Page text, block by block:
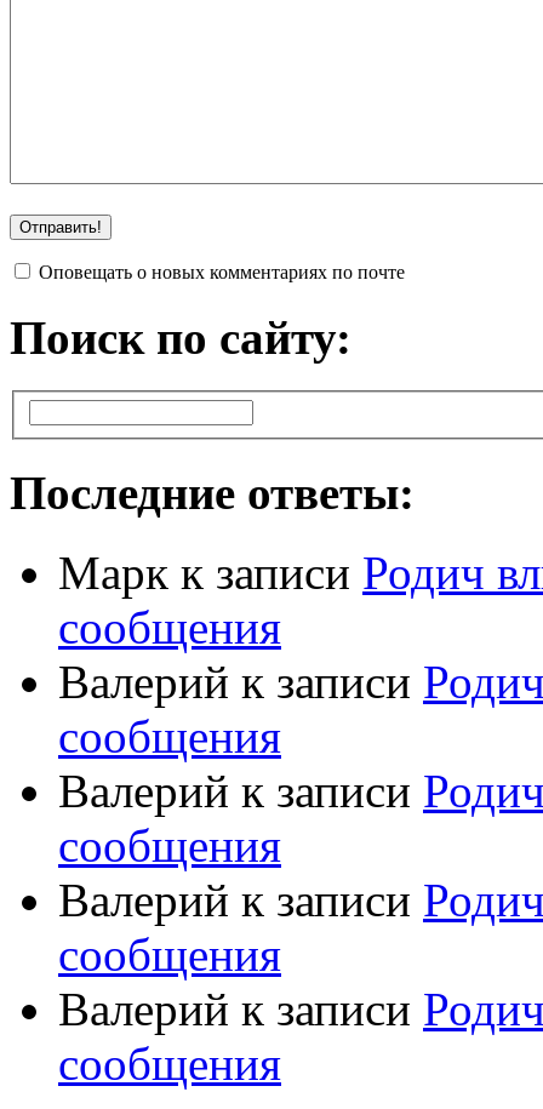
Оповещать о новых комментариях по почте
Поиск по сайту:
Последние ответы:
Марк к записи Родич
сообщения
Валерий к записи
сообщения
Валерий к записи
сообщения
Валерий к записи
сообщения
Валерий к записи
сообщения